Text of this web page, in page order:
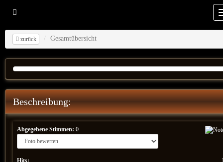
zurück Gesamtübersicht
Beschreibung:
Abgegebene Stimmen: 0
Hits: